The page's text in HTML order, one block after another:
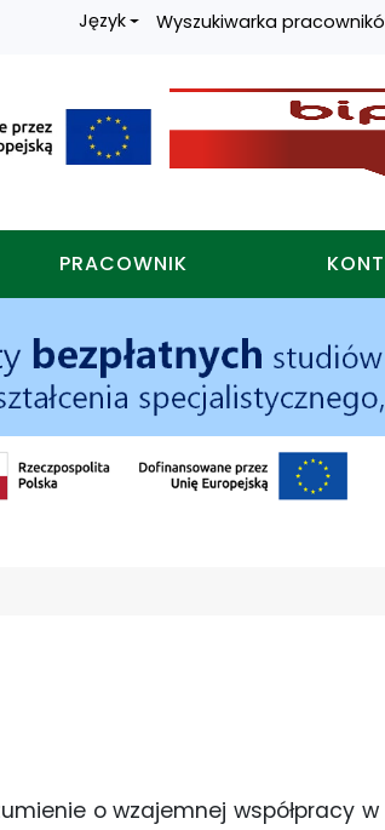
Język Wyszukiwarka
PRACOWNIK
o wzajemnej współpracy